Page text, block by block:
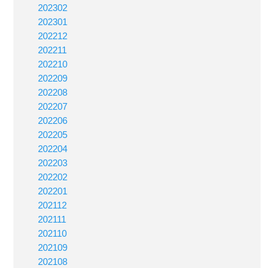
202302
202301
202212
202211
202210
202209
202208
202207
202206
202205
202204
202203
202202
202201
202112
202111
202110
202109
202108